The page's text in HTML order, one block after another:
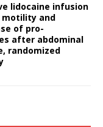
lidocaine infusion
motility and
of pro-
after abdominal
randomized